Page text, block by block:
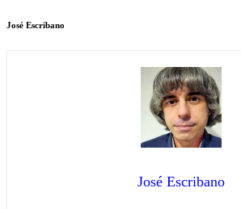
José Escribano
José Escribano